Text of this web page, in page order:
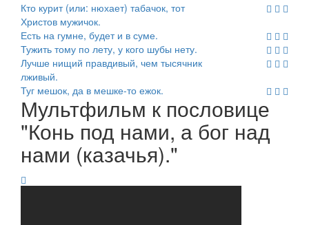
Кто курит (или: нюхает) табачок, тот
Христов мужичок.
Есть на гумне, будет и в суме.
Тужить тому по лету, у кого шубы нету.
Лучше нищий правдивый, чем тысячник
лживый.
Туг мешок, да в мешке-то ежок.
Мультфильм к пословице
"Конь под нами, а бог над
нами (казачья)."